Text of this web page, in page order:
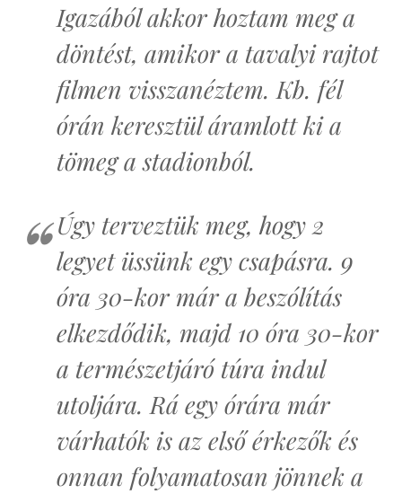
Igazából akkor hoztam meg a
döntést, amikor a tavalyi rajtot
filmen visszanéztem. Kb. fél
órán keresztül áramlott ki a
tömeg a stadionból.
Úgy terveztük meg, hogy 2
legyet üssünk egy csapásra. 9
óra 30-kor már a beszólítás
elkezdődik, majd 10 óra 30-kor
a természetjáró túra indul
utoljára. Rá egy órára már
várhatók is az első érkezők és
onnan folyamatosan jönnek a